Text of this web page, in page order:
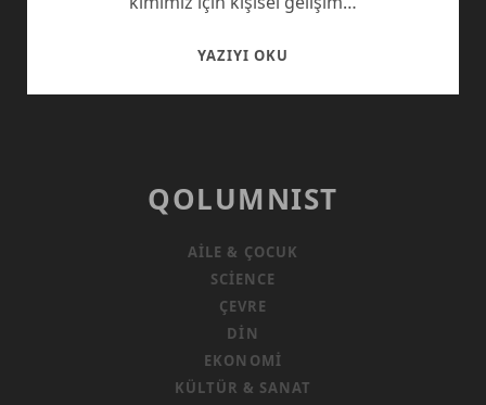
YAZIYI OKU
QOLUMNIST
AILE & ÇOCUK
SCIENCE
ÇEVRE
DIN
EKONOMI
KÜLTÜR & SANAT